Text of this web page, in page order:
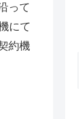
って
にて
約機